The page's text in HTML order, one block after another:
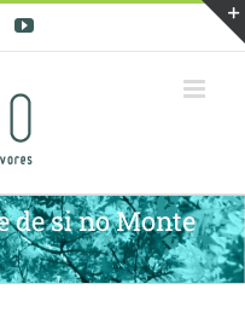
YouTube
de si no Monte